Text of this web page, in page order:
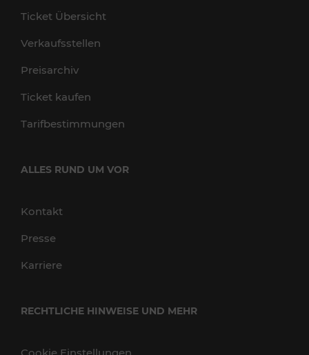
Ticket Übersicht
Verkaufsstellen
Preisarchiv
Ticket kaufen
Tarifbestimmungen
ALLES RUND UM VOR
Kontakt
Presse
Karriere
RECHTLICHE HINWEISE UND MEHR